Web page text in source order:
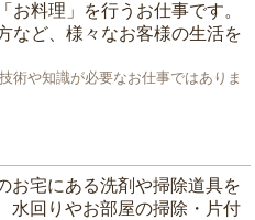
お料理 」を行うお仕事です。
など、様々なお客様の生活を
術や知識が必要なお仕事ではありま
お宅にある洗剤や掃除道具を
水回りやお部屋の掃除・片付